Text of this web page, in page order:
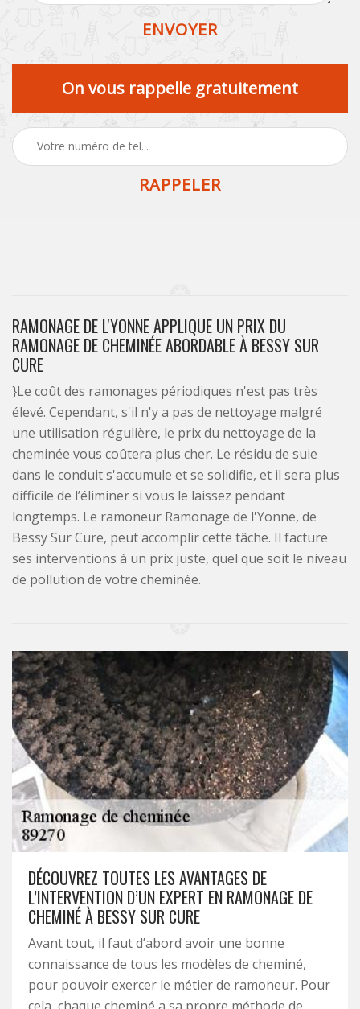
On vous rappelle gratuitement
RAMONAGE DE L'YONNE APPLIQUE UN PRIX DU
RAMONAGE DE CHEMINÉE ABORDABLE À BESSY SUR
CURE
}Le coût des ramonages périodiques n'est pas très
élevé. Cependant, s'il n'y a pas de nettoyage malgré
une utilisation régulière, le prix du nettoyage de la
cheminée vous coûtera plus cher. Le résidu de suie
dans le conduit s'accumule et se solidifie, et il sera plus
difficile de l’éliminer si vous le laissez pendant
longtemps. Le ramoneur Ramonage de l'Yonne, de
Bessy Sur Cure, peut accomplir cette tâche. Il facture
ses interventions à un prix juste, quel que soit le niveau
de pollution de votre cheminée.
DÉCOUVREZ TOUTES LES AVANTAGES DE
L’INTERVENTION D’UN EXPERT EN RAMONAGE DE
CHEMINÉ À BESSY SUR CURE
Avant tout, il faut d’abord avoir une bonne
connaissance de tous les modèles de cheminé,
pour pouvoir exercer le métier de ramoneur. Pour